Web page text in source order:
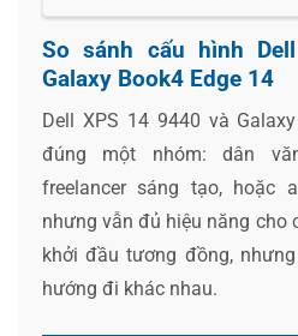
So sánh cấu hình
Galaxy Book4 Edge 14
Dell XPS 14 9440 và
đúng một nhóm: dân
freelancer sáng tạo, hoặc
nhưng vẫn đủ hiệu năng cho
khởi đầu tương đồng,
hướng đi khác nhau.